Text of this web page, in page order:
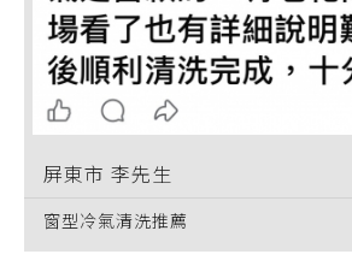
屏東市 李先生
窗型冷氣清洗推薦